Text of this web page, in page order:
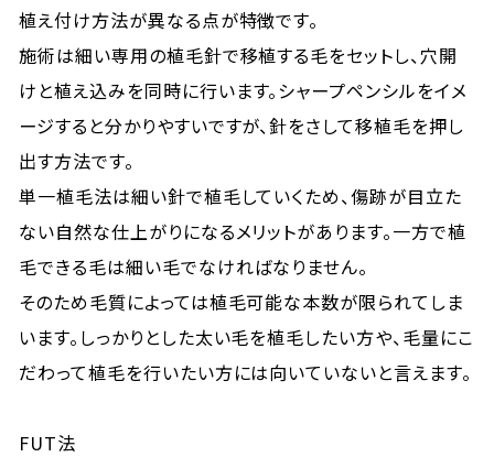
植え付け方法が異なる点が特徴です。
施術は細い専用の植毛針で移植する毛をセットし、穴開
け と植え込みを同時に行います。シャープペンシルをイメ
ージすると分かりやすいですが、針をさして移植毛を押し
出す方法です。
単一植毛法は細い針で植毛していくため、傷跡が目立た
ない自然な仕上がりになるメリットがあります。一方で植
毛できる毛は細い毛でなければなりません。
そのため毛質によっては植毛可能な本数が限られてしま
います。しっかりとした太い毛を植毛したい方や、毛量にこ
だわって植毛を行いたい方には向いていないと言えます。
FUT法